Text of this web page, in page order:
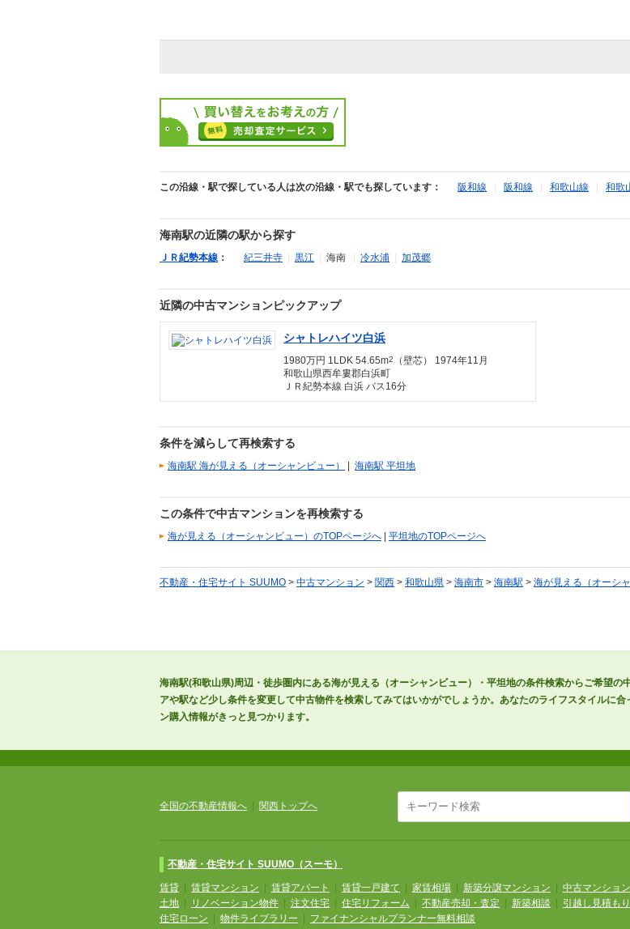
この沿線・駅で探している人は次の沿線・駅でも探しています： 阪和線 阪和線 和歌山線 和歌
海南駅の近隣の駅から探す
ＪＲ紀勢本線 ： 紀三井寺 黒江 海南 冷水浦 加茂郷
近隣の中古マンションピックアップ
シャトレハイツ白浜
1980万円 1LDK 54.65m2
（壁芯） 1974年11月
和歌山県西牟婁郡白浜町
ＪＲ紀勢本線 白浜 バス16分
条件を減らして再検索する
海南駅 海が見える（オーシャンビュー） | 海南駅 平坦地
この条件で中古マンションを再検索する
海が見える（オーシャンビュー）のTOPページへ | 平坦地のTOPページへ
不動産・住宅サイト SUUMO > 中古マンション > 関西 > 和歌山県 > 海南市 > 海南駅 > 海が見える（オーシャ
海南駅(和歌山県)周辺・徒歩圏内にある海が見える（オーシャンビュー）・平坦地の条件検索からご希望の
アや駅など少し条件を変更して中古物件を検索してみてはいかがでしょうか。あなたのライフスタイルに
ン購入情報がきっと見つかります。
全国の不動産情報へ 関西トップへ
不動産・住宅サイト SUUMO（スーモ）
賃貸 賃貸マンション 賃貸アパート 賃貸一戸建て 家賃相場 新築分譲マンション 中古マンション
土地
リノベーション物件 注文住宅 住宅リフォーム 不動産売却・査定 新築相談 引越し見積もり
住宅ローン
物件ライブラリー ファイナンシャルプランナー無料相談